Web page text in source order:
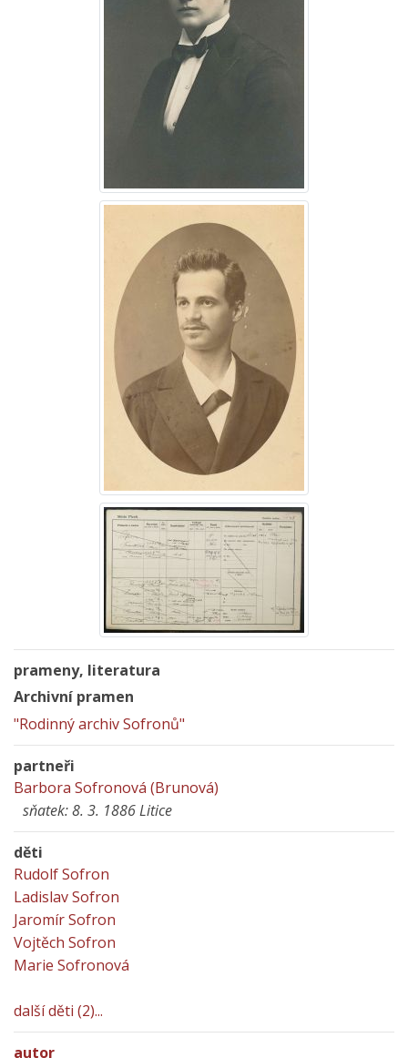
prameny, literatura
Archivní pramen
"Rodinný archiv Sofronů"
partneři
Barbora Sofronová (Brunová)
sňatek: 8. 3. 1886 Litice
děti
Rudolf Sofron
Ladislav Sofron
Jaromír Sofron
Vojtěch Sofron
Marie Sofronová
další děti (2)...
autor